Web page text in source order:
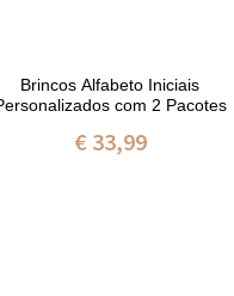
Brincos Alfabeto Iniciais
com 2 Pacotes
€ 33,99